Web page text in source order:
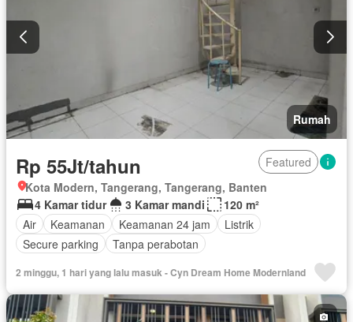
Rumah
Rp 55Jt/tahun
Featured
Kota Modern, Tangerang, Tangerang, Banten
4 Kamar tidur
3 Kamar mandi
120 m²
Air
Keamanan Keamanan 24 jam
Listrik
Secure parking
Tanpa perabotan
2 minggu, 1 hari yang lalu masuk - Cyn Dream Home Modernland